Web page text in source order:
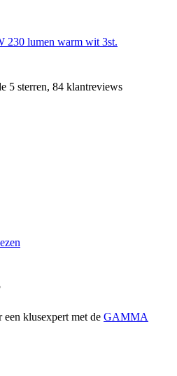
230 lumen warm wit 3st.
5 sterren, 84 klantreviews
klusexpert met de GAMMA